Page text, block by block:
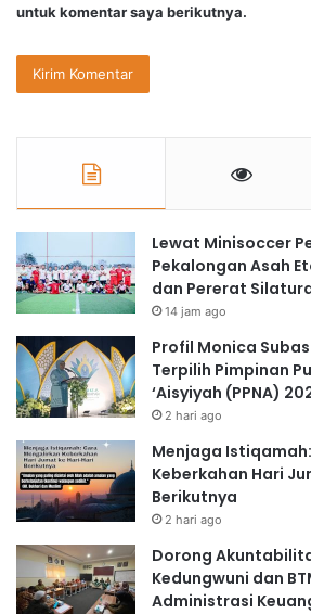
untuk komentar saya berikutnya.
Lewat Minisoccer
Pekalongan Asah
dan Pererat
14 jam ago
Profil Monica
Terpilih Pimpinan
‘Aisyiyah (PPNA)
2 hari ago
Menjaga
Keberkahan Hari
Berikutnya
2 hari ago
Dorong
Kedungwuni dan
Administrasi